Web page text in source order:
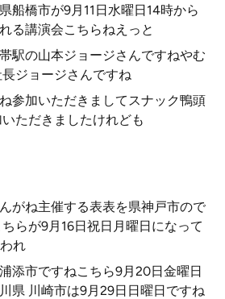
船橋市が9月11日水曜日14時から
る講演会こちらねえっと
駅の山本ジョージさんですねやむ
ジョージさんですね
参加いただきましてスナック鴨頭
ただきましたけれども
がね主催する表表を県神戸市ので
らが9月16日祝日月曜日になって
れ
添市ですねこちら9月20日金曜日
県 川崎市は9月29日日曜日ですね